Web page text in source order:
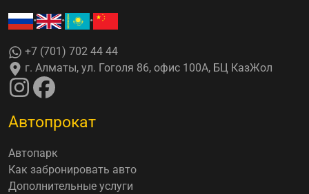
• • •
+7 (701) 702 44 44
г. Алматы, ул. Гоголя 86, офис 100А, БЦ КазЖол
Автопрокат
Автопарк
Как забронировать авто
Дополнительные услуги